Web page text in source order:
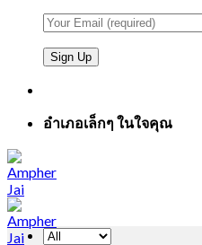
อำเภอเล็กๆ ในใจคุณ